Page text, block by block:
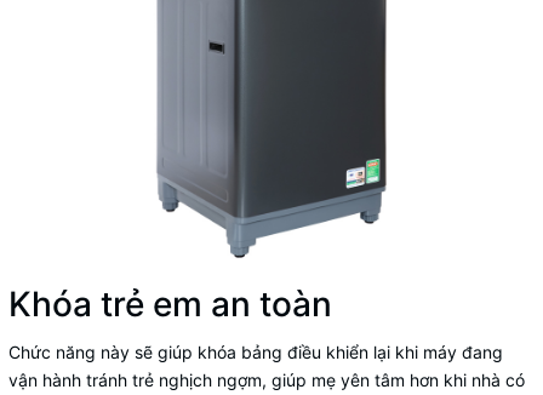
Khóa trẻ em an toàn
Chức năng này sẽ giúp khóa bảng điều khiển lại khi máy đang
vận hành tránh trẻ nghịch ngợm, giúp mẹ yên tâm hơn khi nhà có